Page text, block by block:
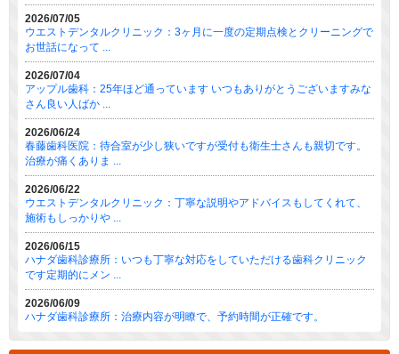
2026/07/05
ウエストデンタルクリニック：3ヶ月に一度の定期点検とクリーニングで
お世話になって ...
2026/07/04
アップル歯科：25年ほど通っています いつもありがとうございますみな
さん良い人ばか ...
2026/06/24
春藤歯科医院：待合室が少し狭いですが受付も衛生士さんも親切です。
治療が痛くありま ...
2026/06/22
ウエストデンタルクリニック：丁寧な説明やアドバイスもしてくれて、
施術もしっかりや ...
2026/06/15
ハナダ歯科診療所：いつも丁寧な対応をしていただける歯科クリニック
です定期的にメン ...
2026/06/09
ハナダ歯科診療所：治療内容が明瞭で、予約時間が正確です。